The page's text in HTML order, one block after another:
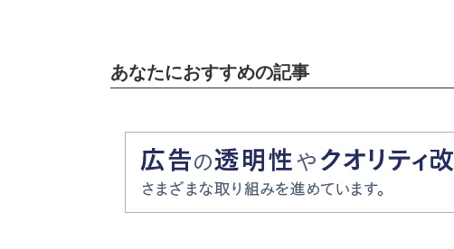
あなたにおすすめの記事